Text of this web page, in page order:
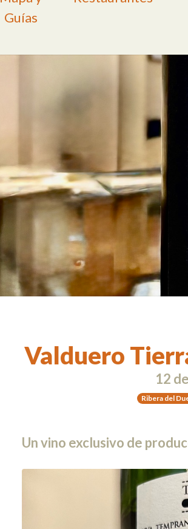
Guías
Valduero
12
Ribera del
Un vino exclusivo de